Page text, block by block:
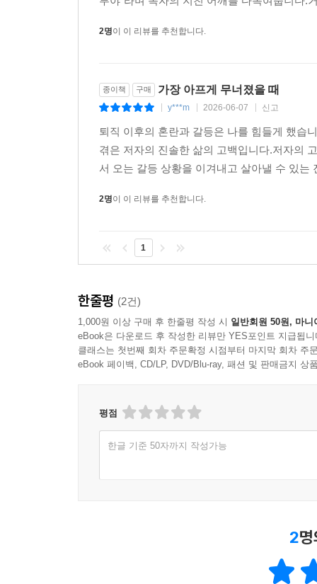
2명이 이 리뷰를 추천합니다.
종이책 구매 가장 아프게 무너졌을 때
y***m 2026-06-07 신고
퇴직 이후의 혼란과 갈등은 나를 힘들게 했습
겪은 저자의 진솔한 삶의 고백입니다.저자의
서 오는 갈등 상황을 이겨내고 살아낼 수 있
2명이 이 리뷰를 추천합니다.
1
한줄평 (2건)
1,000원 이상 구매 후 한줄평 작성 시 일반회원 50원, 마니
eBook은 다운로드 후 작성한 리뷰만 YES포인트 지급됩니
클래스는 첫번째 회차 주문확정 시점부터 마지막 회차 주
eBook 페이백, CD/LP, DVD/Blu-ray, 패션 및 판매금지 상
평점
한글 기준 50자까지 작성가능
2